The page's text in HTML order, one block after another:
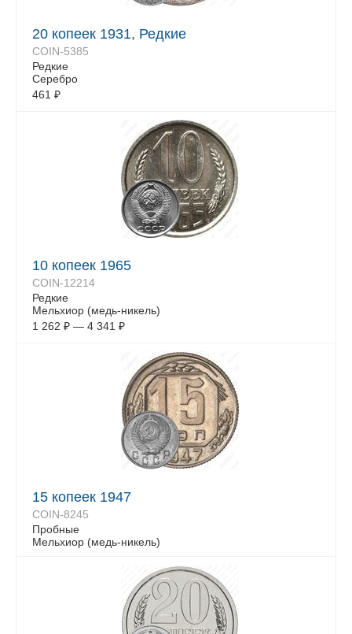
20 копеек 1931, Редкие
COIN-5385
Редкие
Серебро
461 ₽
10 копеек 1965
COIN-12214
Редкие
Мельхиор (медь-никель)
1 262 ₽ — 4 341 ₽
15 копеек 1947
COIN-8245
Пробные
Мельхиор (медь-никель)